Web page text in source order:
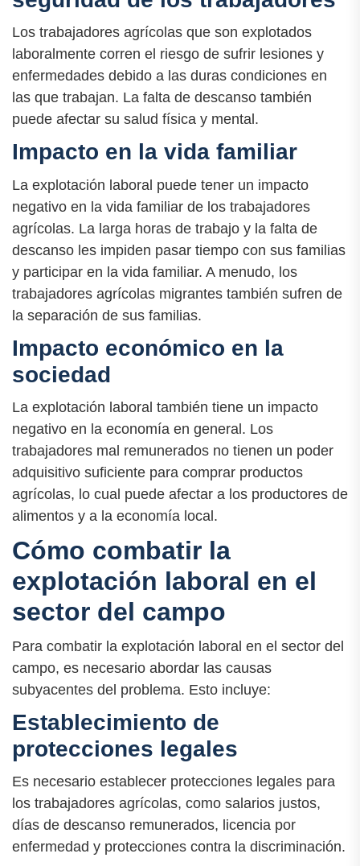
Los trabajadores agrícolas que son explotados
laboralmente corren el riesgo de sufrir lesiones y
enfermedades debido a las duras condiciones en
las que trabajan. La falta de descanso también
puede afectar su salud física y mental.
Impacto en la vida familiar
La explotación laboral puede tener un impacto
negativo en la vida familiar de los trabajadores
agrícolas. La larga horas de trabajo y la falta de
descanso les impiden pasar tiempo con sus familias
y participar en la vida familiar. A menudo, los
trabajadores agrícolas migrantes también sufren de
la separación de sus familias.
Impacto económico en la
sociedad
La explotación laboral también tiene un impacto
negativo en la economía en general. Los
trabajadores mal remunerados no tienen un poder
adquisitivo suficiente para comprar productos
agrícolas, lo cual puede afectar a los productores de
alimentos y a la economía local.
Cómo combatir la
explotación laboral en el
sector del campo
Para combatir la explotación laboral en el sector del
campo, es necesario abordar las causas
subyacentes del problema. Esto incluye:
Establecimiento de
protecciones legales
Es necesario establecer protecciones legales para
los trabajadores agrícolas, como salarios justos,
días de descanso remunerados, licencia por
enfermedad y protecciones contra la discriminación.